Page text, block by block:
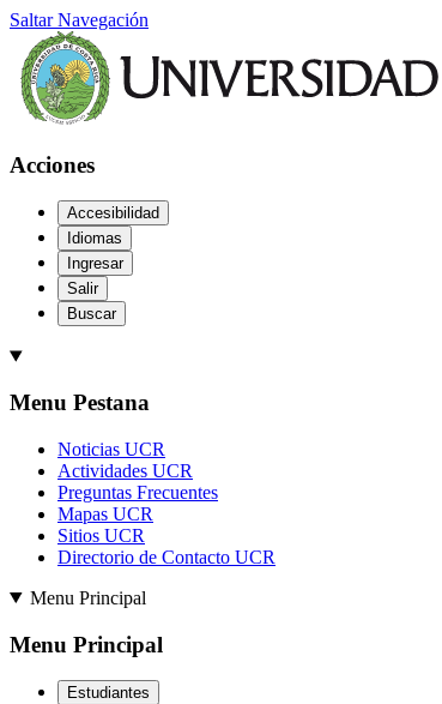
Saltar Navegación
Acciones
Accesibilidad
Idiomas
Ingresar
Salir
Buscar
Menu Pestana
Noticias UCR
Actividades UCR
Preguntas Frecuentes
Mapas UCR
Sitios UCR
Directorio de Contacto UCR
Menu Principal
Menu Principal
Estudiantes